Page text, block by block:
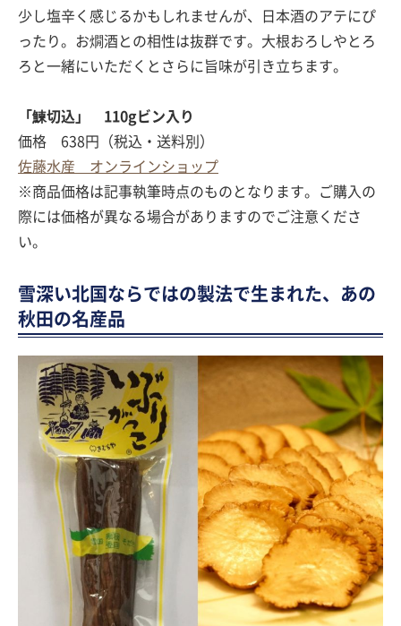
少し塩辛く感じるかもしれませんが、日本酒のアテにぴ
ったり。お燗酒との相性は抜群です。大根おろしやとろ
ろと一緒にいただくとさらに旨味が引き立ちます。
「鰊切込」 110gビン入り
価格 638円（税込・送料別）
佐藤水産 オンラインショップ
※商品価格は記事執筆時点のものとなります。ご購入の
際には価格が異なる場合がありますのでご注意くださ
い。
雪深い北国ならではの製法で生まれた、あの
秋田の名産品